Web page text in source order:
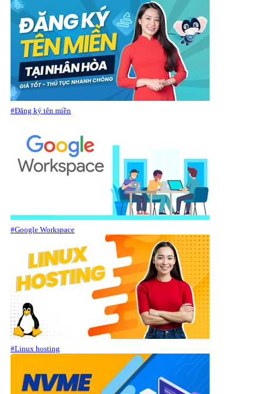
#Đăng ký tên miền
#Google Workspace
#Linux hosting